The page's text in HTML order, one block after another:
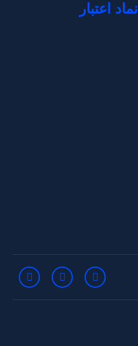
نماد اعتبار